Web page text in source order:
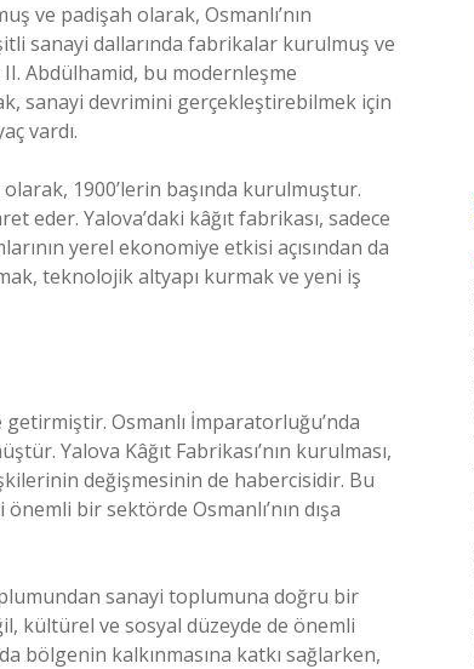
ve padişah olarak, Osmanlı’nın
sanayi dallarında fabrikalar kurulmuş ve
II. Abdülhamid, bu modernleşme
sanayi devrimini gerçekleştirebilmek için
vardı.
1900’lerin başında kurulmuştur.
eder. Yalova’daki kâğıt fabrikası, sadece
yerel ekonomiye etkisi açısından da
teknolojik altyapı kurmak ve yeni iş
Osmanlı İmparatorluğu’nda
Yalova Kâğıt Fabrikası’nın kurulması,
değişmesinin de habercisidir. Bu
bir sektörde Osmanlı’nın dışa
sanayi toplumuna doğru bir
kültürel ve sosyal düzeyde de önemli
bölgenin kalkınmasına katkı sağlarken,